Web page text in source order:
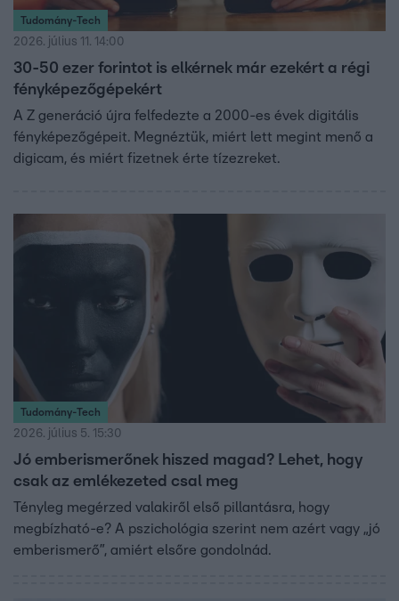
Tudomány-Tech
2026. július 11. 14:00
30-50 ezer forintot is elkérnek már ezekért a régi
fényképezőgépekért
A Z generáció újra felfedezte a 2000-es évek digitális
fényképezőgépeit. Megnéztük, miért lett megint menő a
digicam, és miért fizetnek érte tízezreket.
Tudomány-Tech
2026. július 5. 15:30
Jó emberismerőnek hiszed magad? Lehet, hogy
csak az emlékezeted csal meg
Tényleg megérzed valakiről első pillantásra, hogy
megbízható-e? A pszichológia szerint nem azért vagy „jó
emberismerő”, amiért elsőre gondolnád.